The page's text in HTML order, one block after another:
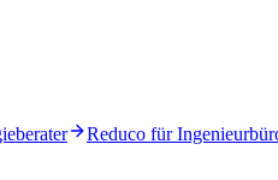
Reduco für